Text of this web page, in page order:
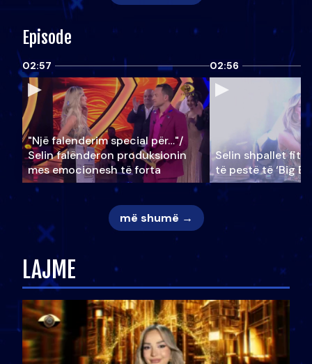
Episode
02:57
"Një falenderim special për…"/
Selin falënderon produksionin
mes emocionesh të forta
02:56
Selin shpallet
të pestë të ‘Big
më shumë →
LAJME